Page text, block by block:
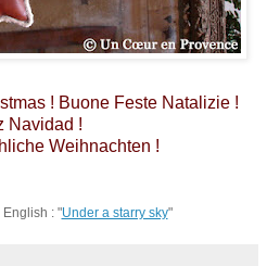
! Buone Feste Natalizie !
Navidad !
Weihnachten !
: "Under a starry sky"